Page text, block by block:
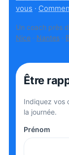
vous ·
Un coach près
Nice · Nantes ·
Être
Indiquez vos
la journée.
Prénom